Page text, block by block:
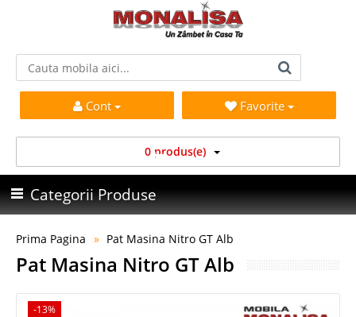
Cont Favorite
0 produs(e)
Categorii Produse
Prima Pagina Pat Masina Nitro GT Alb
Pat Masina Nitro GT Alb
-13%